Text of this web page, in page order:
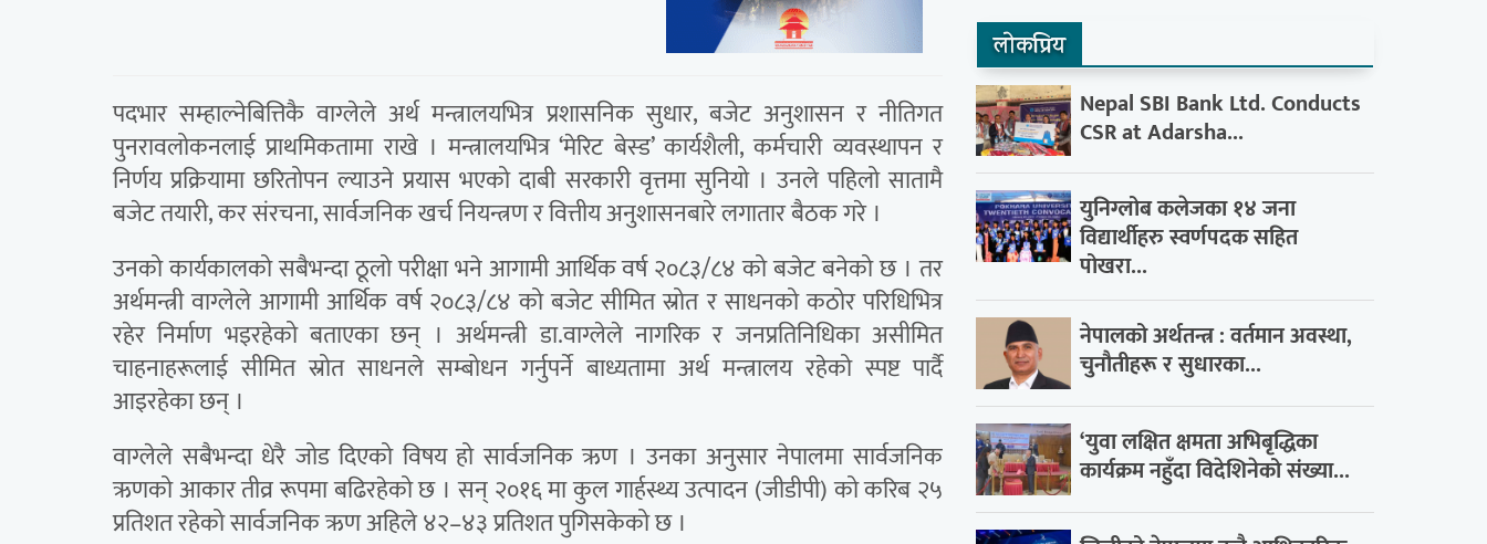
पदभार सम्हाल्नेबित्तिकै वाग्लेले अर्थ मन्त्रालयभित्र प्रशासनिक सुधार, बजेट अनुशासन र नीतिगत
पुनरावलोकनलाई प्राथमिकतामा राखे । मन्त्रालयभित्र ‘मेरिट बेस्ड’ कार्यशैली, कर्मचारी व्यवस्थापन र
निर्णय प्रक्रियामा छरितोपन ल्याउने प्रयास भएको दाबी सरकारी वृत्तमा सुनियो । उनले पहिलो सातामै
बजेट तयारी, कर संरचना, सार्वजनिक खर्च नियन्त्रण र वित्तीय अनुशासनबारे लगातार बैठक गरे ।
उनको कार्यकालको सबैभन्दा ठूलो परीक्षा भने आगामी आर्थिक वर्ष २०८३/८४ को बजेट बनेको छ । तर
अर्थमन्त्री वाग्लेले आगामी आर्थिक वर्ष २०८३/८४ को बजेट सीमित स्रोत र साधनको कठोर परिधिभित्र
रहेर निर्माण भइरहेको बताएका छन् । अर्थमन्त्री डा.वाग्लेले नागरिक र जनप्रतिनिधिका असीमित
चाहनाहरूलाई सीमित स्रोत साधनले सम्बोधन गर्नुपर्ने बाध्यतामा अर्थ मन्त्रालय रहेको स्पष्ट पार्दै
आइरहेका छन् ।
वाग्लेले सबैभन्दा धेरै जोड दिएको विषय हो सार्वजनिक ऋण । उनका अनुसार नेपालमा सार्वजनिक
ऋणको आकार तीव्र रूपमा बढिरहेको छ । सन् २०१६ मा कुल गार्हस्थ्य उत्पादन (जीडीपी) को करिब २५
प्रतिशत रहेको सार्वजनिक ऋण अहिले ४२–४३ प्रतिशत पुगिसकेको छ ।
लाेकप्रिय
Nepal SBI Bank Ltd. Conducts
CSR at Adarsha...
युनिग्लोब कलेजका १४ जना
विद्यार्थीहरु स्वर्णपदक सहित
पोखरा...
नेपालको अर्थतन्त्र : वर्तमान अवस्था,
चुनौतीहरू र सुधारका...
‘युवा लक्षित क्षमता अभिबृद्धिका
कार्यक्रम नहुँदा विदेशिनेको संख्या...